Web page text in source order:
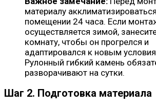
материалу
помещении 24 часа. Если
осуществляется зимой,
комнату, чтобы он прогрелся и
адаптировался к новым
Рулонный гибкий камень
разворачивают на сутки.
Шаг 2. Подготовка материала